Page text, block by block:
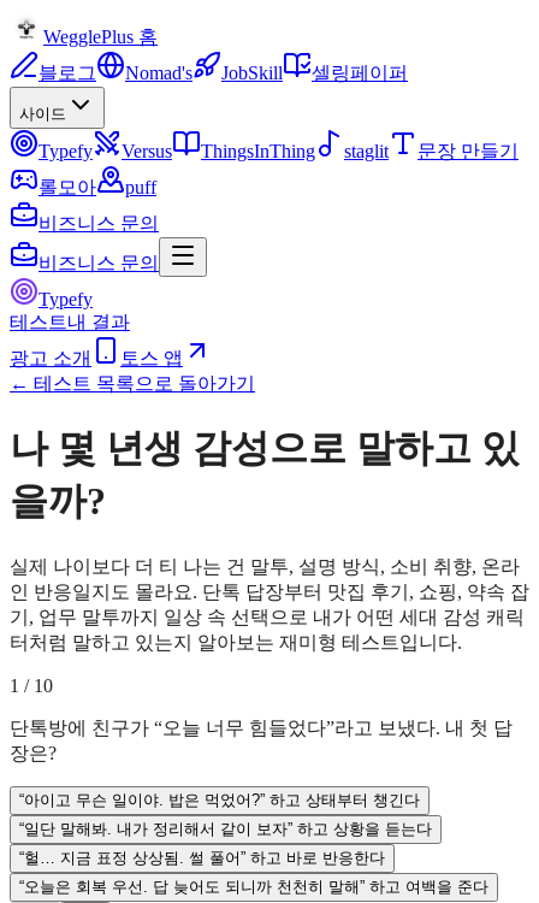
WegglePlus 홈
블로그
Nomad's JobSkill 셀링페이퍼
사이드
Typefy Versus ThingsInThing staglit
문장 만들기
롤모아
puff
비즈니스 문의
비즈니스 문의
Typefy
테스트내 결과
광고 소개
토스 앱
← 테스트 목록으로 돌아가기
나 몇 년생 감성으로 말하고 있
을까?
실제 나이보다 더 티 나는 건 말투, 설명 방식, 소비 취향, 온라
인 반응일지도 몰라요. 단톡 답장부터 맛집 후기, 쇼핑, 약속 잡
기, 업무 말투까지 일상 속 선택으로 내가 어떤 세대 감성 캐릭
터처럼 말하고 있는지 알아보는 재미형 테스트입니다.
1 / 10
단톡방에 친구가 “오늘 너무 힘들었다”라고 보냈다. 내 첫 답
장은?
“아이고 무슨 일이야. 밥은 먹었어?” 하고 상태부터 챙긴다
“일단 말해봐. 내가 정리해서 같이 보자” 하고 상황을 듣는다
“헐… 지금 표정 상상됨. 썰 풀어” 하고 바로 반응한다
“오늘은 회복 우선. 답 늦어도 되니까 천천히 말해” 하고 여백을 준다